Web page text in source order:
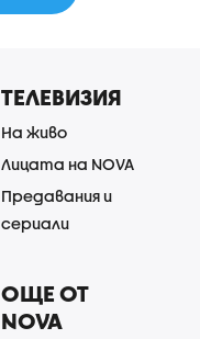
ТЕЛЕВИЗИЯ
На живо
Лицата на NOVA
Предавания и
сериали
ОЩЕ ОТ
NOVA